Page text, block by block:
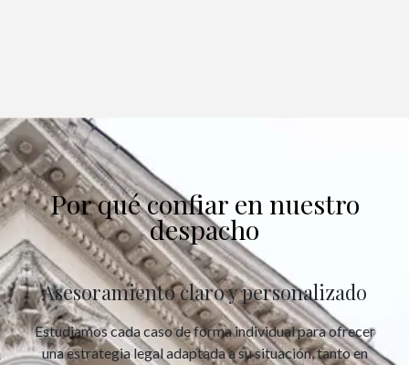
Por qué confiar en nuestro
despacho
Asesoramiento claro y personalizado
Estudiamos cada caso de forma individual para ofrecer
una estrategia legal adaptada a su situación, tanto en